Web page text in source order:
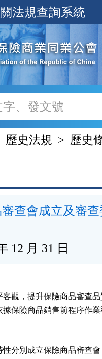
法規查詢系統
歷史法規 歷史
查會成立及審
12 月 31 日
觀，提升保險商品審查
據保險商品銷售前程序作
分別成立保險商品審查